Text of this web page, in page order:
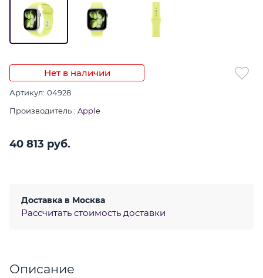
Нет в наличии
Артикул: 04928
Производитель : Apple
40 813 руб.
Доставка в Москва
Рассчитать стоимость доставки
Описание